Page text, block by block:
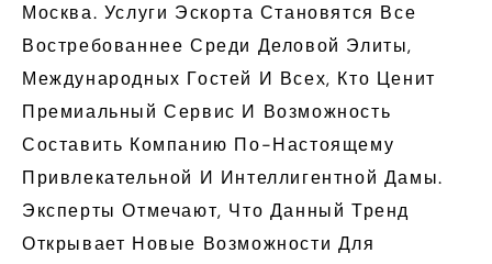
Москва. Услуги Эскорта Становятся Все
Востребованнее Среди Деловой Элиты,
Международных Гостей И Всех, Кто Ценит
Премиальный Сервис И Возможность
Составить Компанию По-Настоящему
Привлекательной И Интеллигентной Дамы.
Эксперты Отмечают, Что Данный Тренд
Открывает Новые Возможности Для